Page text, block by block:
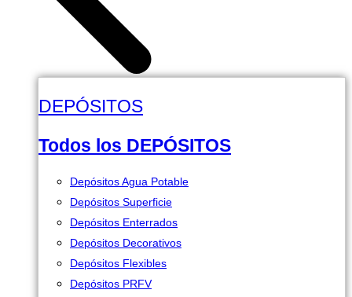
DEPÓSITOS
Todos los DEPÓSITOS
Depósitos Agua Potable
Depósitos Superficie
Depósitos Enterrados
Depósitos Decorativos
Depósitos Flexibles
Depósitos PRFV